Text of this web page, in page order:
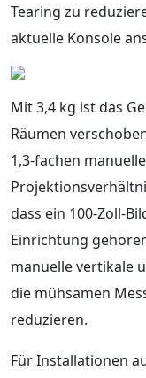
Tearing zu
aktuelle Konsole
Mit 3,4 kg ist das
Räumen
1,3-fachen
dass ein 100-Zoll-
Einrichtung
manuelle vertikale
die mühsamen
reduzieren.
Für Installationen